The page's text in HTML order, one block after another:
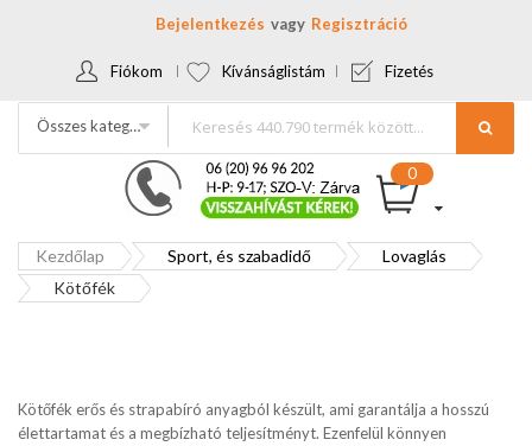
Bejelentkezés Regisztráció
Fiókom Kívánságlistám Fizetés
Összes kategória
Kezdőlap Sport, és szabadidő
Lovaglás
Kötőfék
Kötőfék erős és strapabíró anyagból készült, ami garantálja a hosszú
élettartamat és a megbízható teljesítményt. Ezenfelül könnyen